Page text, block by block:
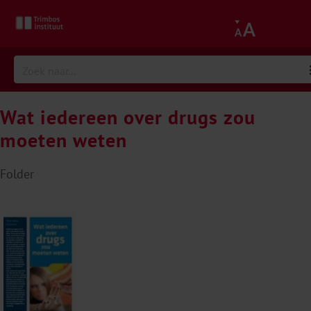
Wat iedereen over drugs zou
moeten weten
Folder